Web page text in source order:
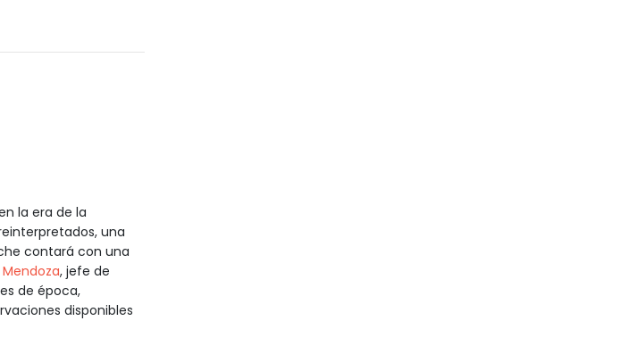
la era de la
una
contará con una
, jefe de
de época,
disponibles